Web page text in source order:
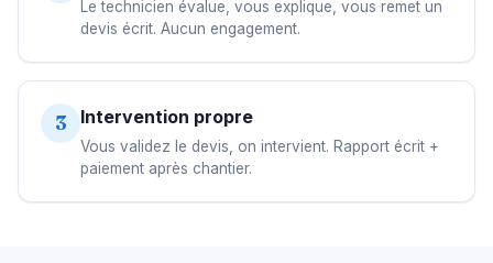
Le technicien évalue, vous explique, vous remet un
devis écrit. Aucun engagement.
3 Intervention propre
Vous validez le devis, on intervient. Rapport écrit +
paiement après chantier.